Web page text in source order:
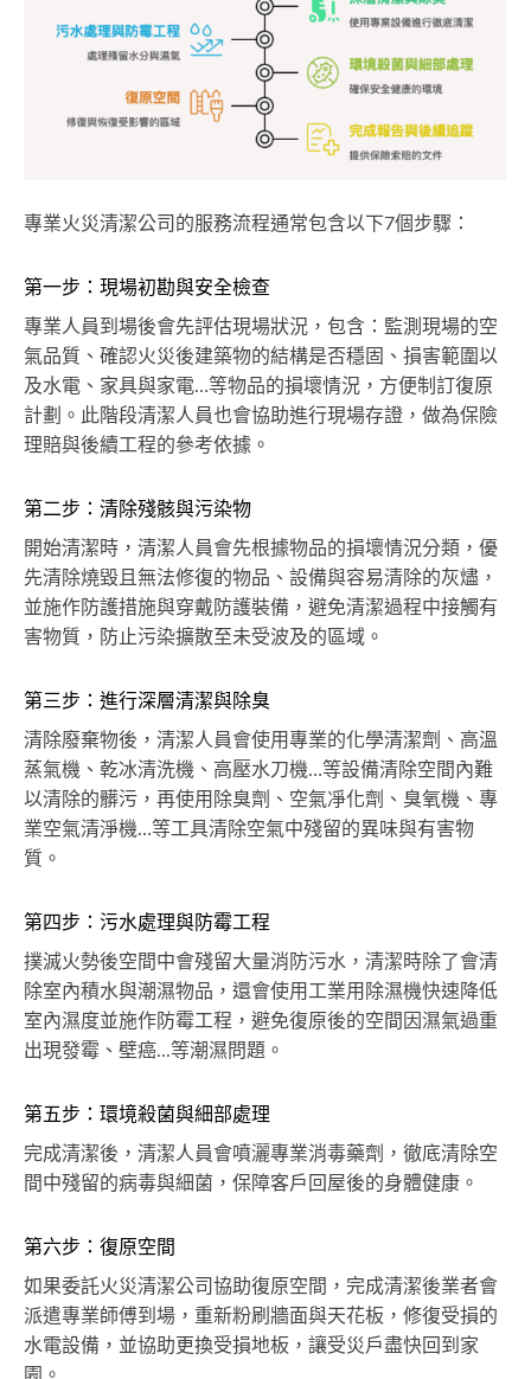
專業火災清潔公司的服務流程通常包含以下7個步驟：
第一步：現場初勘與安全檢查
專業人員到場後會先評估現場狀況，包含：監測現場的空
氣品質、確認火災後建築物的結構是否穩固、損害範圍以
及水電、家具與家電…等物品的損壞情況，方便制訂復原
計劃。此階段清潔人員也會協助進行現場存證，做為保險
理賠與後續工程的參考依據。
第二步：清除殘骸與污染物
開始清潔時，清潔人員會先根據物品的損壞情況分類，優
先清除燒毀且無法修復的物品、設備與容易清除的灰燼，
並施作防護措施與穿戴防護裝備，避免清潔過程中接觸有
害物質，防止污染擴散至未受波及的區域。
第三步：進行深層清潔與除臭
清除廢棄物後，清潔人員會使用專業的化學清潔劑、高溫
蒸氣機、乾冰清洗機、高壓水刀機…等設備清除空間內難
以清除的髒污，再使用除臭劑、空氣凈化劑、臭氧機、專
業空氣清淨機…等工具清除空氣中殘留的異味與有害物
質。
第四步：污水處理與防霉工程
撲滅火勢後空間中會殘留大量消防污水，清潔時除了會清
除室內積水與潮濕物品，還會使用工業用除濕機快速降低
室內濕度並施作防霉工程，避免復原後的空間因濕氣過重
出現發霉、壁癌...等潮濕問題。
第五步：環境殺菌與細部處理
完成清潔後，清潔人員會噴灑專業消毒藥劑，徹底清除空
間中殘留的病毒與細菌，保障客戶回屋後的身體健康。
第六步：復原空間
如果委託火災清潔公司協助復原空間，完成清潔後業者會
派遣專業師傅到場，重新粉刷牆面與天花板，修復受損的
水電設備，並協助更換受損地板，讓受災戶盡快回到家